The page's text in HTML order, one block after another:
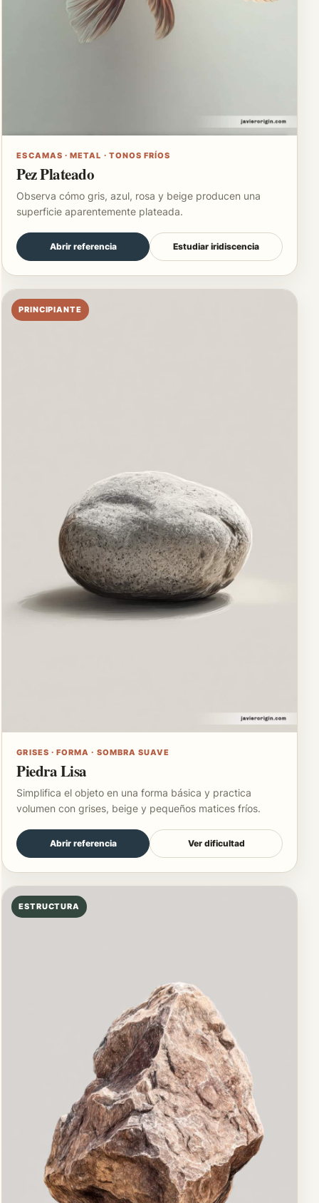
ESCAMAS · METAL · TONOS FRÍOS
Pez Plateado
Observa cómo gris, azul, rosa y beige producen una
superficie aparentemente plateada.
Abrir referencia Estudiar iridiscencia
PRINCIPIANTE
GRISES · FORMA · SOMBRA SUAVE
Piedra Lisa
Simplifica el objeto en una forma básica y practica
volumen con grises, beige y pequeños matices fríos.
Abrir referencia Ver dificultad
ESTRUCTURA